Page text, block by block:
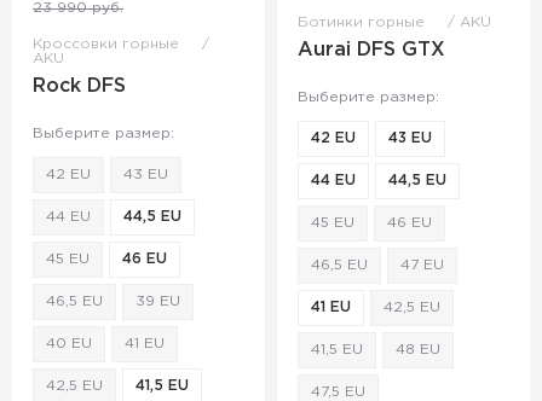
23 990 руб.
Кроссовки горные
AKU
Rock DFS
Выберите размер:
42 EU 43 EU
44 EU 44,5 EU
45 EU 46 EU
46,5 EU 39 EU
40 EU 41 EU
42,5 EU 41,5 EU
Ботинки горные AKU
Aurai DFS GTX
Выберите размер:
42 EU 43 EU
44 EU 44,5 EU
45 EU 46 EU
46,5 EU 47 EU
41 EU 42,5 EU
41,5 EU 48 EU
47,5 EU